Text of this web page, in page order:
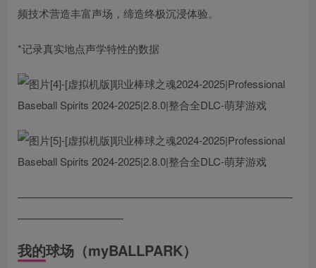
频技术营造丰富声场，缔造终极沉浸体验。
*记录真实地点声学特性的数据
——————————————————————————
——————————
我的球场（myBALLPARK）